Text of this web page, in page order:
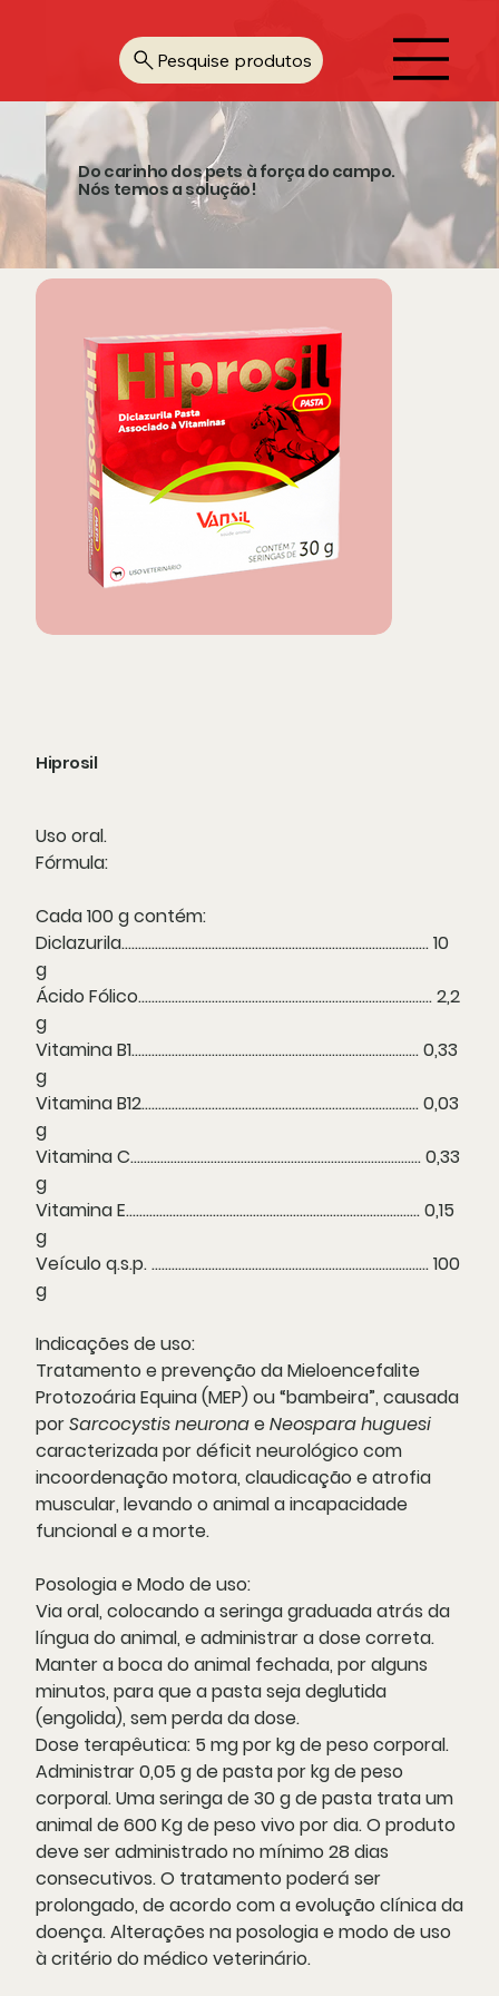
Pesquise produtos
Do carinho dos pets à força do campo.
Nós temos a solução!
Hiprosil
Uso oral.
Fórmula:
Cada 100 g contém:
Diclazurila............................................................................................ 10
g
Ácido Fólico........................................................................................ 2,2
g
Vitamina B1...................................................................................... 0,33
g
Vitamina B12................................................................................... 0,03
g
Vitamina C....................................................................................... 0,33
g
Vitamina E........................................................................................ 0,15
g
Veículo q.s.p. ................................................................................... 100
g
Indicações de uso:
Tratamento e prevenção da Mieloencefalite
Protozoária Equina (MEP) ou “bambeira”, causada
porSarcocystis neuronaeNeospara huguesi
caracterizada por déficit neurológico com
incoordenação motora, claudicação e atrofia
muscular, levando o animal a incapacidade
funcional e a morte.
Posologia e Modo de uso:
Via oral, colocando a seringa graduada atrás da
língua do animal, e administrar a dose correta.
Manter a boca do animal fechada, por alguns
minutos, para que a pasta seja deglutida
(engolida), sem perda da dose.
Dose terapêutica: 5 mg por kg de peso corporal.
Administrar 0,05 g de pasta por kg de peso
corporal. Uma seringa de 30 g de pasta trata um
animal de 600 Kg de peso vivo por dia. O produto
deve ser administrado no mínimo 28 dias
consecutivos. O tratamento poderá ser
prolongado, de acordo com a evolução clínica da
doença. Alterações na posologia e modo de uso
à critério do médico veterinário.